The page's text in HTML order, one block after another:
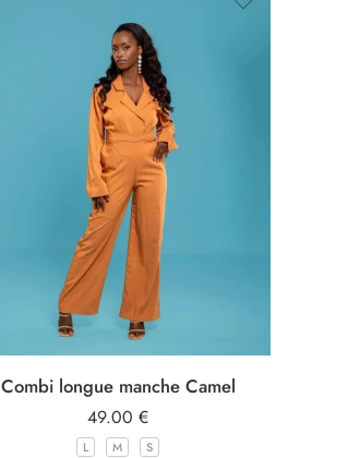
Combi longue manche Camel
49.00 €
L M S